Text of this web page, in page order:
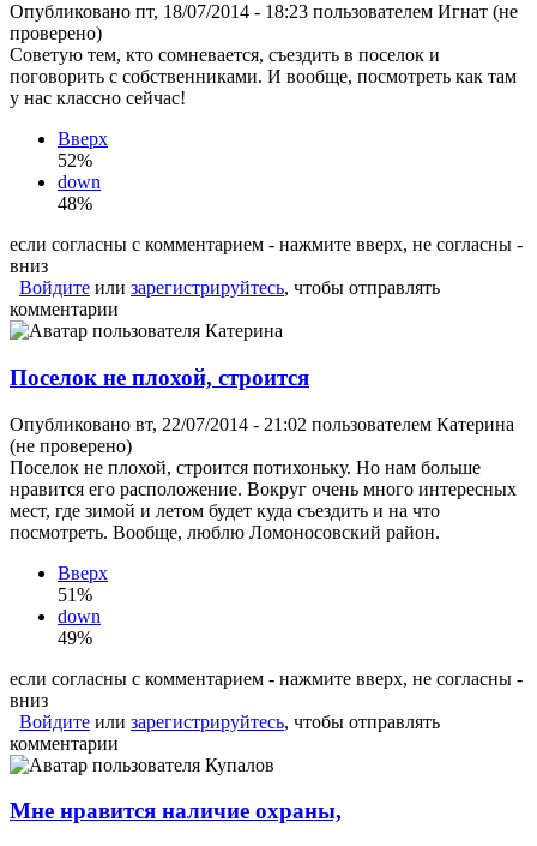
Опубликовано пт, 18/07/2014 - 18:23 пользователем Игнат (не
проверено)
Советую тем, кто сомневается, съездить в поселок и
поговорить с собственниками. И вообще, посмотреть как там
у нас классно сейчас!
Вверх
52%
down
48%
если согласны с комментарием - нажмите вверх, не согласны -
вниз
Войдите или зарегистрируйтесь, чтобы отправлять
комментарии
Поселок не плохой, строится
Опубликовано вт, 22/07/2014 - 21:02 пользователем Катерина
(не проверено)
Поселок не плохой, строится потихоньку. Но нам больше
нравится его расположение. Вокруг очень много интересных
мест, где зимой и летом будет куда съездить и на что
посмотреть. Вообще, люблю Ломоносовский район.
Вверх
51%
down
49%
если согласны с комментарием - нажмите вверх, не согласны -
вниз
Войдите или зарегистрируйтесь, чтобы отправлять
комментарии
Мне нравится наличие охраны,